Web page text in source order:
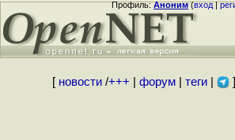
Профиль:Аноним(вход|
[ новости/+++ форум| теги| ]